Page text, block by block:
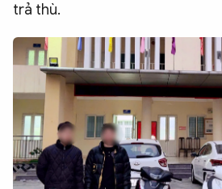
trả thù.